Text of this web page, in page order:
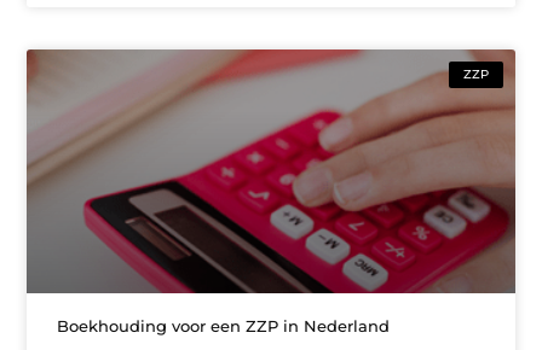
ZZP
Boekhouding voor een ZZP in Nederland